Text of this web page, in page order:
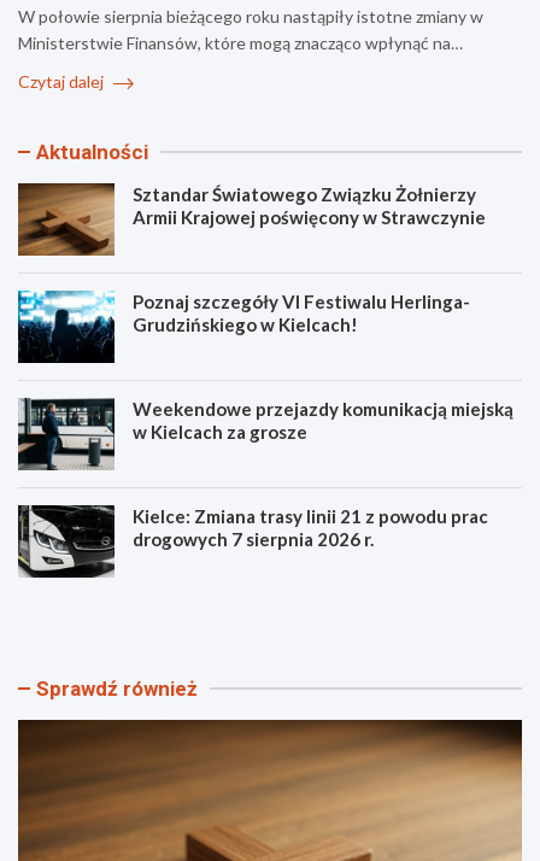
W połowie sierpnia bieżącego roku nastąpiły istotne zmiany w
Ministerstwie Finansów, które mogą znacząco wpłynąć na…
Czytaj dalej
Aktualności
Sztandar Światowego Związku Żołnierzy
Armii Krajowej poświęcony w Strawczynie
Poznaj szczegóły VI Festiwalu Herlinga-
Grudzińskiego w Kielcach!
Weekendowe przejazdy komunikacją miejską
w Kielcach za grosze
Kielce: Zmiana trasy linii 21 z powodu prac
drogowych 7 sierpnia 2026 r.
S
d
i
t
P
j
e
ó
Sprawdź również